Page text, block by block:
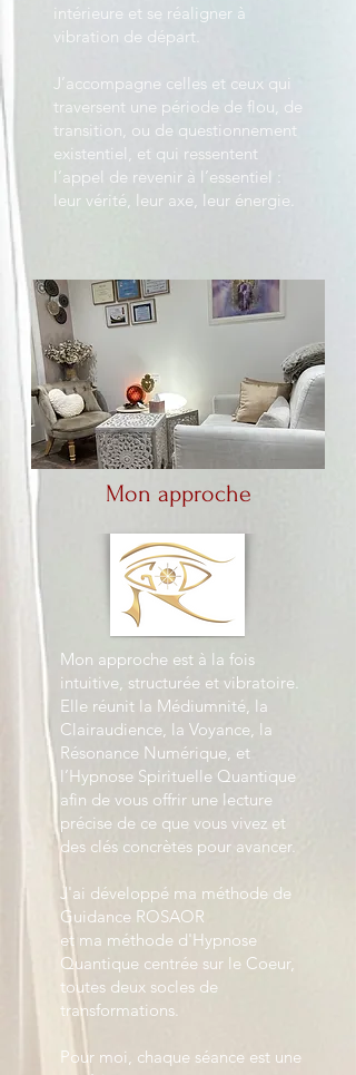
intérieure et se réaligner à
vibration de départ.
J’accompagne celles et ceux qui
traversent une période de flou, de
transition, ou de questionnement
existentiel, et qui ressentent
l’appel de revenir à l’essentiel :
leur vérité, leur axe, leur énergie.
Mon approche
Mon approche est à la fois
intuitive, structurée et vibratoire.
Elle réunit la Médiumnité, la
Clairaudience, la Voyance, la
Résonance Numérique, et
l’Hypnose Spirituelle Quantique
afin de vous offrir une lecture
précise de ce que vous vivez et
des clés concrètes pour avancer.
J'ai développé ma méthode de
Guidance ROSAOR
et ma méthode d'Hypnose
Quantique centrée sur le Coeur,
toutes deux socles de
transformations.
Pour moi, chaque séance est une